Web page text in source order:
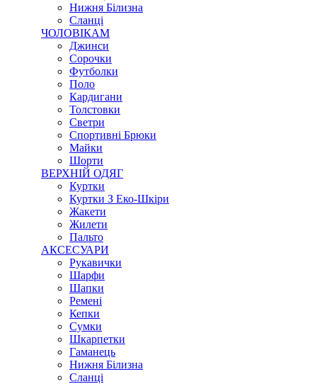
Нижня Білизна
Сланці
ЧОЛОВІКАМ
Джинси
Сорочки
Футболки
Поло
Кардигани
Толстовки
Светри
Спортивні Брюки
Майки
Шорти
ВЕРХНІЙ ОДЯГ
Куртки
Куртки З Еко-Шкіри
Жакети
Жилети
Пальто
АКСЕСУАРИ
Рукавички
Шарфи
Шапки
Ремені
Кепки
Сумки
Шкарпетки
Гаманець
Нижня Білизна
Сланці